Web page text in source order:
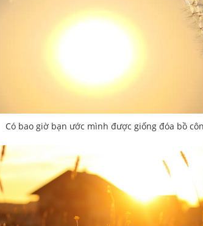
Có bao giờ bạn ước mình được giống đóa bồ